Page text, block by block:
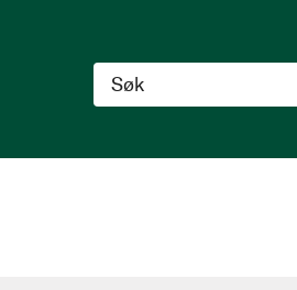
Søk